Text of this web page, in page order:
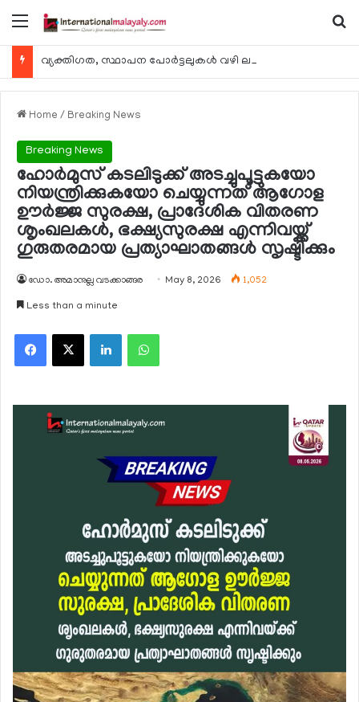
Menu
Home / Breaking News
Breaking News
ഹോര്‍മുസ് കടലിടുക്ക് അടച്ചുപൂട്ടുകയോ
നിയന്ത്രിക്കുകയോ ചെയ്യുന്നത് ആഗോള
ഊര്‍ജ്ജ സുരക്ഷ, പ്രാദേശിക വിതരണ
ശൃംഖലകള്‍, ഭക്ഷ്യസുരക്ഷ എന്നിവയ്ക്ക്
ഗുരുതരമായ പ്രത്യാഘാതങ്ങള്‍ സൃഷ്ടിക്കും
ഡോ. അമാനുല്ല വടക്കാങ്ങര May 8, 2026 1,052
Less than a minute
Facebook
X LinkedInWhatsApp